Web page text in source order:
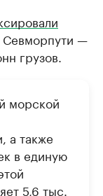
Севморпути —
грузов.
морской
а также
в единую
5,6 тыс.